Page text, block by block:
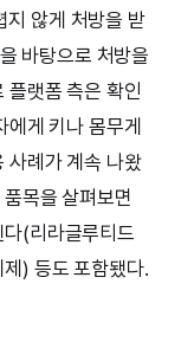
지 않게 처방을 받
바탕으로 처방을
플랫폼 측은 확인
에게 키나 몸무게
사례가 계속 나왔
목을 살펴보면
(리라글루티드
) 등도 포함됐다.